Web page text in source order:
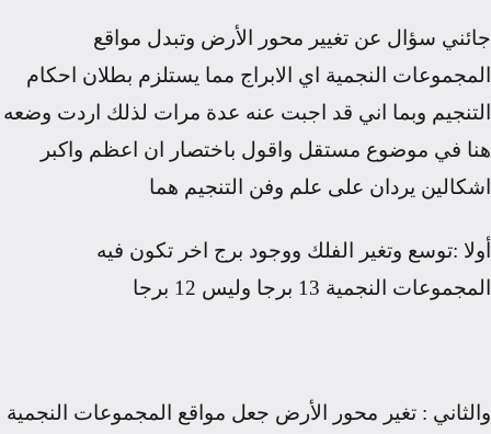
جائني سؤال عن تغيير محور الأرض وتبدل مواقع
المجموعات النجمية اي الابراج مما يستلزم بطلان احكام
التنجيم وبما اني قد اجبت عنه عدة مرات لذلك اردت وضعه
هنا في موضوع مستقل واقول باختصار ان اعظم واكبر
اشكالين يردان على علم وفن التنجيم هما
أولا :توسع وتغير الفلك ووجود برج اخر تكون فيه
المجموعات النجمية 13 برجا وليس 12 برجا
والثاني : تغير محور الأرض جعل مواقع المجموعات النجمية